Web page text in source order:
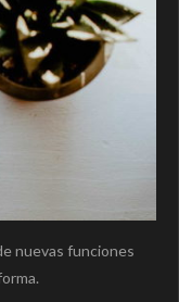
nuevas funciones